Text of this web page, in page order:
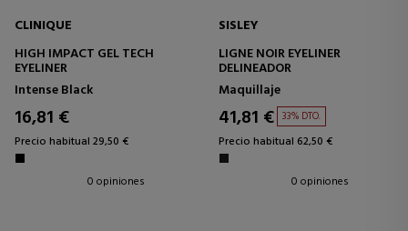
CLINIQUE
HIGH IMPACT GEL TECH
EYELINER
Intense Black
16,81 €
Precio habitual 29,50 €
0 opiniones
SISLEY
LIGNE NOIR EYELINER
DELINEADOR
Maquillaje
41,81 € 33% DTO.
Precio habitual 62,50 €
0 opiniones